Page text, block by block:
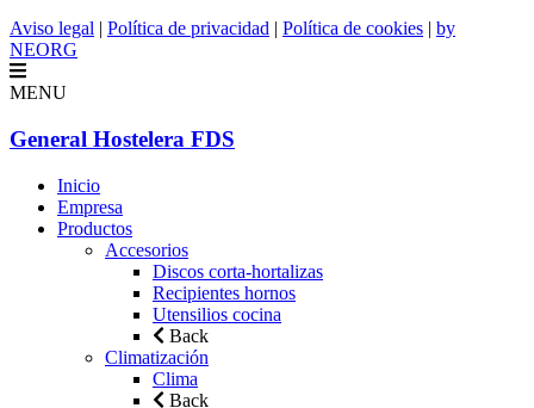
Aviso legal | Política de privacidad | Política de cookies | by
NEORG
MENU
General Hostelera FDS
Inicio
Empresa
Productos
Accesorios
Discos corta-hortalizas
Recipientes hornos
Utensilios cocina
Back
Climatización
Clima
Back